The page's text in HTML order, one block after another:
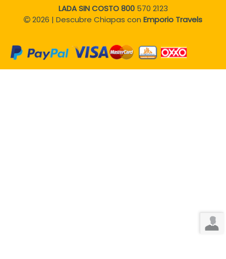
LADA SIN COSTO800570 2123
2026 | Descubre Chiapas con Emporio Travels